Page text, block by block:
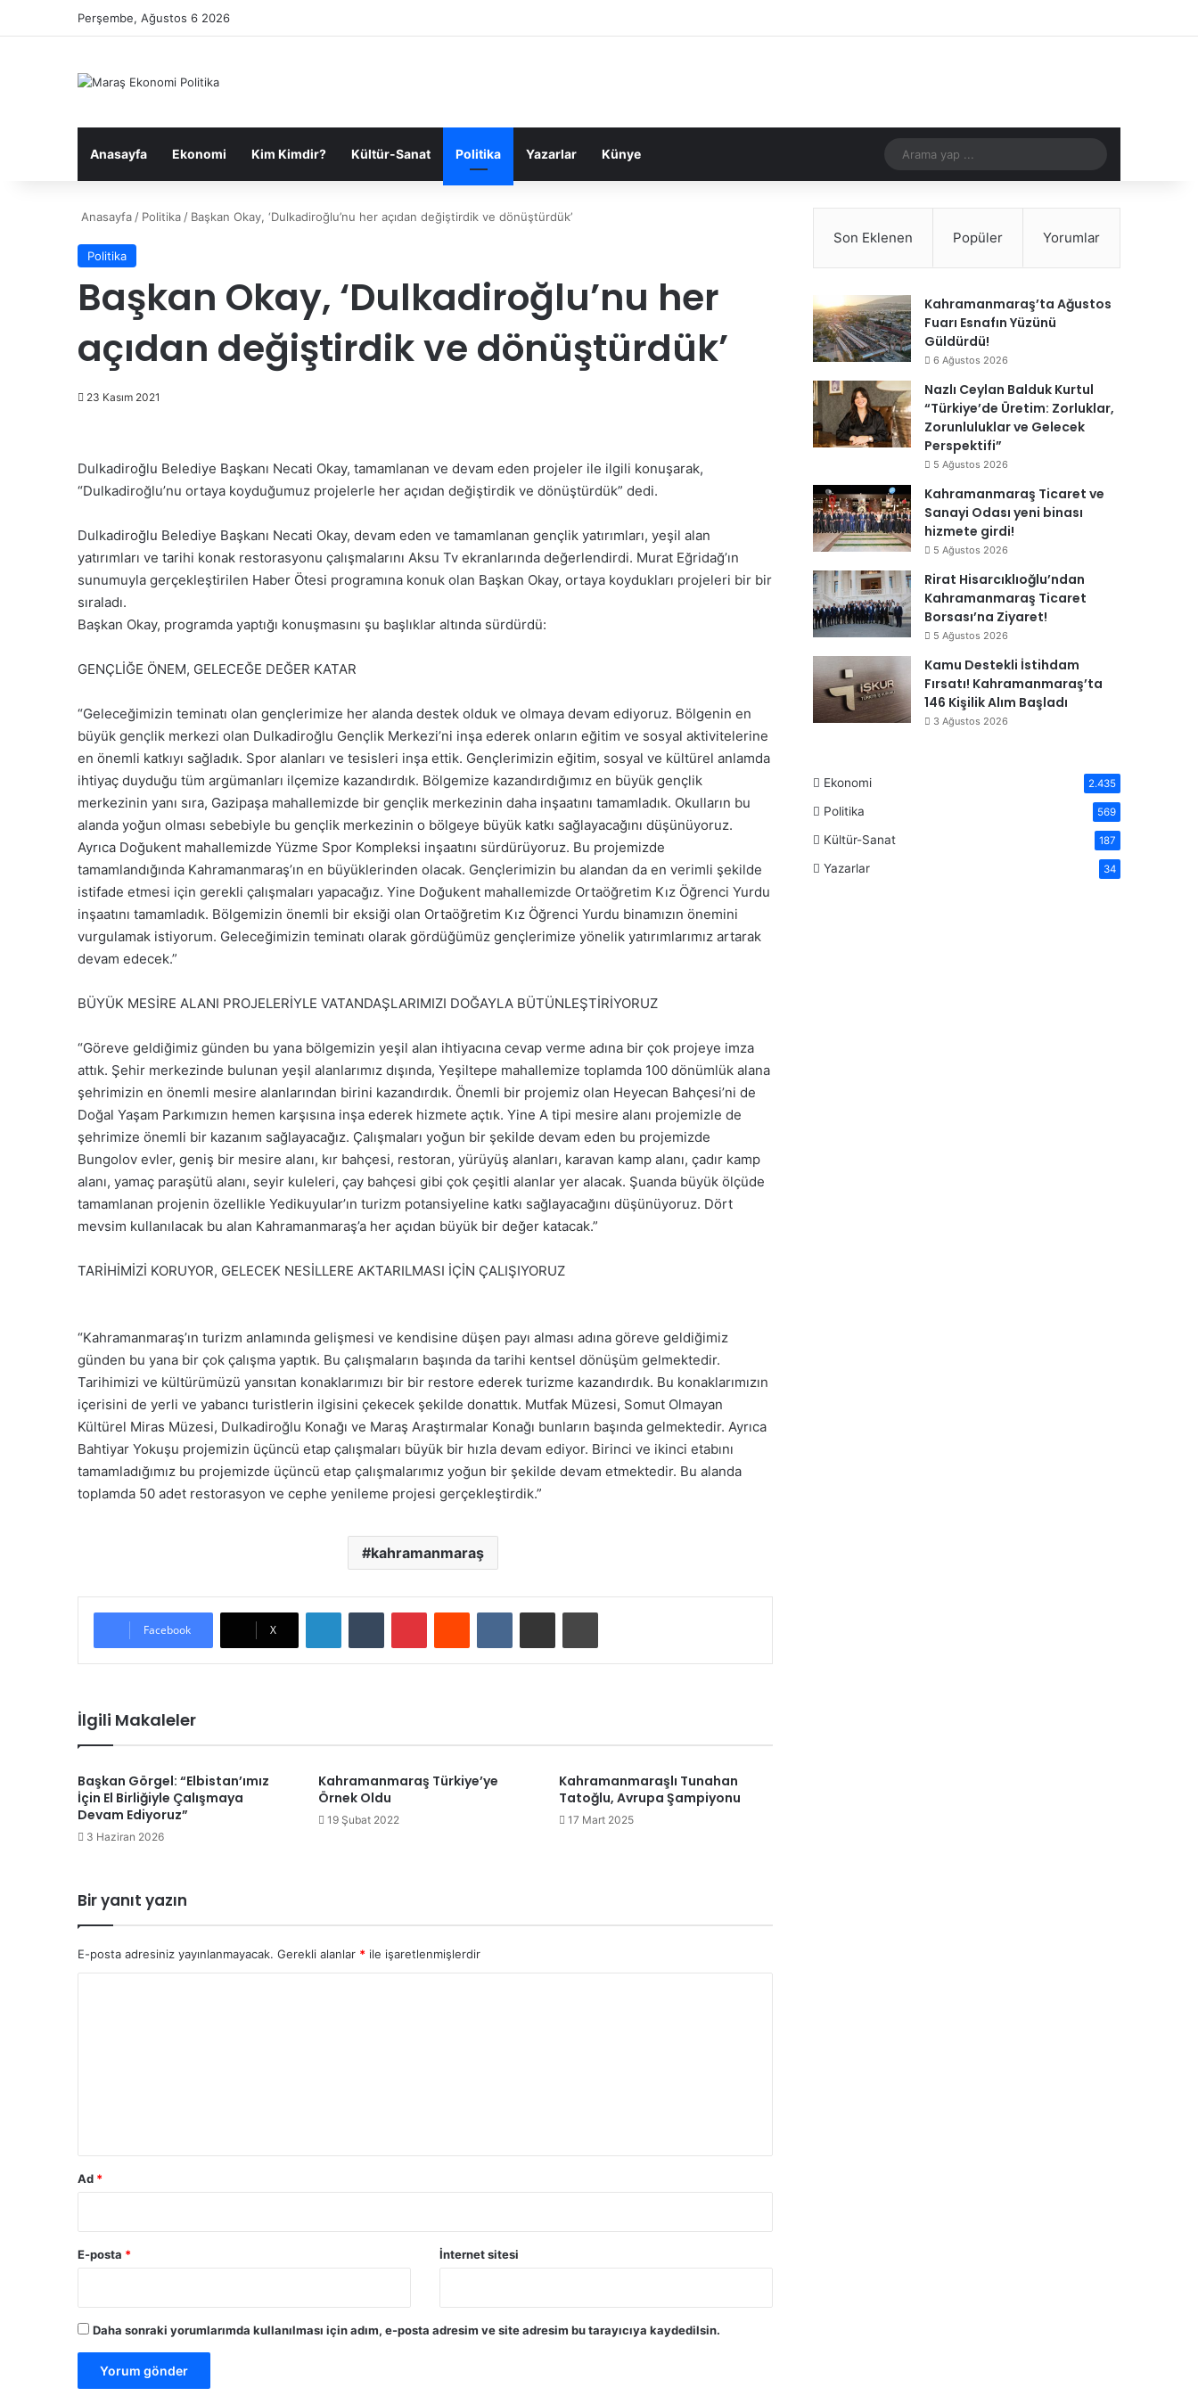
Perşembe, Ağustos 6 2026
Anasayfa Ekonomi Kim Kimdir? Kültür-Sanat Politika Yazarlar Künye
yap
Anasayfa / Politika / Başkan Okay, ‘Dulkadiroğlu’nu her açıdan değiştirdik ve dönüştürdük’
Politika
Başkan Okay, ‘Dulkadiroğlu’nu her
açıdan değiştirdik ve dönüştürdük’
23 Kasım 2021
Dulkadiroğlu Belediye Başkanı Necati Okay, tamamlanan ve devam eden projeler ile ilgili konuşarak,
“Dulkadiroğlu’nu ortaya koyduğumuz projelerle her açıdan değiştirdik ve dönüştürdük” dedi.
Dulkadiroğlu Belediye Başkanı Necati Okay, devam eden ve tamamlanan gençlik yatırımları, yeşil alan
yatırımları ve tarihi konak restorasyonu çalışmalarını Aksu Tv ekranlarında değerlendirdi. Murat Eğridağ’ın
sunumuyla gerçekleştirilen Haber Ötesi programına konuk olan Başkan Okay, ortaya koydukları projeleri bir bir
sıraladı.
Başkan Okay, programda yaptığı konuşmasını şu başlıklar altında sürdürdü:
GENÇLİĞE ÖNEM, GELECEĞE DEĞER KATAR
“Geleceğimizin teminatı olan gençlerimize her alanda destek olduk ve olmaya devam ediyoruz. Bölgenin en
büyük gençlik merkezi olan Dulkadiroğlu Gençlik Merkezi’ni inşa ederek onların eğitim ve sosyal aktivitelerine
en önemli katkıyı sağladık. Spor alanları ve tesisleri inşa ettik. Gençlerimizin eğitim, sosyal ve kültürel anlamda
ihtiyaç duyduğu tüm argümanları ilçemize kazandırdık. Bölgemize kazandırdığımız en büyük gençlik
merkezinin yanı sıra, Gazipaşa mahallemizde bir gençlik merkezinin daha inşaatını tamamladık. Okulların bu
alanda yoğun olması sebebiyle bu gençlik merkezinin o bölgeye büyük katkı sağlayacağını düşünüyoruz.
Ayrıca Doğukent mahallemizde Yüzme Spor Kompleksi inşaatını sürdürüyoruz. Bu projemizde
tamamlandığında Kahramanmaraş’ın en büyüklerinden olacak. Gençlerimizin bu alandan da en verimli şekilde
istifade etmesi için gerekli çalışmaları yapacağız. Yine Doğukent mahallemizde Ortaöğretim Kız Öğrenci Yurdu
inşaatını tamamladık. Bölgemizin önemli bir eksiği olan Ortaöğretim Kız Öğrenci Yurdu binamızın önemini
vurgulamak istiyorum. Geleceğimizin teminatı olarak gördüğümüz gençlerimize yönelik yatırımlarımız artarak
devam edecek.”
BÜYÜK MESİRE ALANI PROJELERİYLE VATANDAŞLARIMIZI DOĞAYLA BÜTÜNLEŞTİRİYORUZ
“Göreve geldiğimiz günden bu yana bölgemizin yeşil alan ihtiyacına cevap verme adına bir çok projeye imza
attık. Şehir merkezinde bulunan yeşil alanlarımız dışında, Yeşiltepe mahallemize toplamda 100 dönümlük alana
şehrimizin en önemli mesire alanlarından birini kazandırdık. Önemli bir projemiz olan Heyecan Bahçesi’ni de
Doğal Yaşam Parkımızın hemen karşısına inşa ederek hizmete açtık. Yine A tipi mesire alanı projemizle de
şehrimize önemli bir kazanım sağlayacağız. Çalışmaları yoğun bir şekilde devam eden bu projemizde
Bungolov evler, geniş bir mesire alanı, kır bahçesi, restoran, yürüyüş alanları, karavan kamp alanı, çadır kamp
alanı, yamaç paraşütü alanı, seyir kuleleri, çay bahçesi gibi çok çeşitli alanlar yer alacak. Şuanda büyük ölçüde
tamamlanan projenin özellikle Yedikuyular’ın turizm potansiyeline katkı sağlayacağını düşünüyoruz. Dört
mevsim kullanılacak bu alan Kahramanmaraş’a her açıdan büyük bir değer katacak.”
TARİHİMİZİ KORUYOR, GELECEK NESİLLERE AKTARILMASI İÇİN ÇALIŞIYORUZ
“Kahramanmaraş’ın turizm anlamında gelişmesi ve kendisine düşen payı alması adına göreve geldiğimiz
günden bu yana bir çok çalışma yaptık. Bu çalışmaların başında da tarihi kentsel dönüşüm gelmektedir.
Tarihimizi ve kültürümüzü yansıtan konaklarımızı bir bir restore ederek turizme kazandırdık. Bu konaklarımızın
içerisini de yerli ve yabancı turistlerin ilgisini çekecek şekilde donattık. Mutfak Müzesi, Somut Olmayan
Kültürel Miras Müzesi, Dulkadiroğlu Konağı ve Maraş Araştırmalar Konağı bunların başında gelmektedir. Ayrıca
Bahtiyar Yokuşu projemizin üçüncü etap çalışmaları büyük bir hızla devam ediyor. Birinci ve ikinci etabını
tamamladığımız bu projemizde üçüncü etap çalışmalarımız yoğun bir şekilde devam etmektedir. Bu alanda
toplamda 50 adet restorasyon ve cephe yenileme projesi gerçekleştirdik.”
kahramanmaraş
Facebook X
LinkedInTumblr PinterestReddit VKontakteE-Posta ile paylaş Yazdır
İlgili Makaleler
Başkan Görgel: “Elbistan’ımız
İçin El Birliğiyle Çalışmaya
Devam Ediyoruz”
3 Haziran 2026
Kahramanmaraş Türkiye’ye
Örnek Oldu
19 Şubat 2022
Kahramanmaraşlı Tunahan
Tatoğlu, Avrupa Şampiyonu
17 Mart 2025
Bir yanıt yazın
E-posta adresiniz yayınlanmayacak. Gerekli alanlar * ile işaretlenmişlerdir
Ad *
E-posta * İnternet sitesi
Daha sonraki yorumlarımda kullanılması için adım, e-posta adresim ve site adresim bu tarayıcıya kaydedilsin.
Son Eklenen Popüler Yorumlar
Kahramanmaraş’ta Ağustos
Fuarı Esnafın Yüzünü
Güldürdü!
6 Ağustos 2026
Nazlı Ceylan Balduk Kurtul
“Türkiye’de Üretim: Zorluklar,
Zorunluluklar ve Gelecek
Perspektifi”
5 Ağustos 2026
Kahramanmaraş Ticaret ve
Sanayi Odası yeni binası
hizmete girdi!
5 Ağustos 2026
Rirat Hisarcıklıoğlu’ndan
Kahramanmaraş Ticaret
Borsası’na Ziyaret!
5 Ağustos 2026
Kamu Destekli İstihdam
Fırsatı! Kahramanmaraş’ta
146 Kişilik Alım Başladı
3 Ağustos 2026
Ekonomi 2.435
Politika 569
Kültür-Sanat 187
Yazarlar 34